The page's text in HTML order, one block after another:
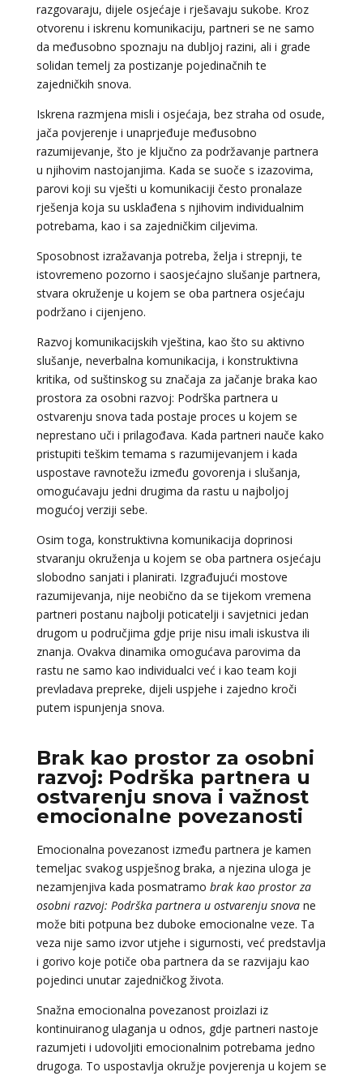
razgovaraju, dijele osjećaje i rješavaju sukobe. Kroz
otvorenu i iskrenu komunikaciju, partneri se ne samo
da međusobno spoznaju na dubljoj razini, ali i grade
solidan temelj za postizanje pojedinačnih te
zajedničkih snova.
Iskrena razmjena misli i osjećaja, bez straha od osude,
jača povjerenje i unaprjeđuje međusobno
razumijevanje, što je ključno za podržavanje partnera
u njihovim nastojanjima. Kada se suoče s izazovima,
parovi koji su vješti u komunikaciji često pronalaze
rješenja koja su usklađena s njihovim individualnim
potrebama, kao i sa zajedničkim ciljevima.
Sposobnost izražavanja potreba, želja i strepnji, te
istovremeno pozorno i saosjećajno slušanje partnera,
stvara okruženje u kojem se oba partnera osjećaju
podržano i cijenjeno.
Razvoj komunikacijskih vještina, kao što su aktivno
slušanje, neverbalna komunikacija, i konstruktivna
kritika, od suštinskog su značaja za jačanje braka kao
prostora za osobni razvoj: Podrška partnera u
ostvarenju snova tada postaje proces u kojem se
neprestano uči i prilagođava. Kada partneri nauče kako
pristupiti teškim temama s razumijevanjem i kada
uspostave ravnotežu između govorenja i slušanja,
omogućavaju jedni drugima da rastu u najboljoj
mogućoj verziji sebe.
Osim toga, konstruktivna komunikacija doprinosi
stvaranju okruženja u kojem se oba partnera osjećaju
slobodno sanjati i planirati. Izgrađujući mostove
razumijevanja, nije neobično da se tijekom vremena
partneri postanu najbolji poticatelji i savjetnici jedan
drugom u područjima gdje prije nisu imali iskustva ili
znanja. Ovakva dinamika omogućava parovima da
rastu ne samo kao individualci već i kao team koji
prevladava prepreke, dijeli uspjehe i zajedno kroči
putem ispunjenja snova.
Brak kao prostor za osobni
razvoj: Podrška partnera u
ostvarenju snova i važnost
emocionalne povezanosti
Emocionalna povezanost između partnera je kamen
temeljac svakog uspješnog braka, a njezina uloga je
nezamjenjiva kada posmatramo brak kao prostor za
osobni razvoj: Podrška partnera u ostvarenju snovane
može biti potpuna bez duboke emocionalne veze. Ta
veza nije samo izvor utjehe i sigurnosti, već predstavlja
i gorivo koje potiče oba partnera da se razvijaju kao
pojedinci unutar zajedničkog života.
Snažna emocionalna povezanost proizlazi iz
kontinuiranog ulaganja u odnos, gdje partneri nastoje
razumjeti i udovoljiti emocionalnim potrebama jedno
drugoga. To uspostavlja okružje povjerenja u kojem se